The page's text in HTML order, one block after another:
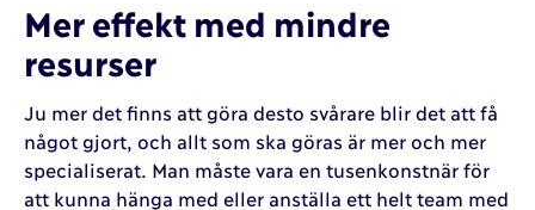
Mer effekt med mindre
resurser
Ju mer det finns att göra desto svårare blir det att få
något gjort, och allt som ska göras är mer och mer
specialiserat. Man måste vara en tusenkonstnär för
att kunna hänga med eller anställa ett helt team med